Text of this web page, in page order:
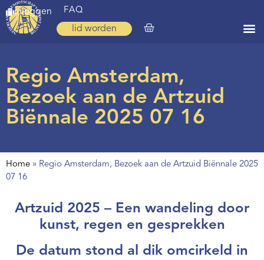
inloggen FAQ
lid worden
Zoeken
Over ons
Ervaringen
Regio’s
Nieuws
Agenda
Regio Amsterdam,
Bezoek aan de Artzuid
Biënnale 2025 07 16
Home » Regio Amsterdam, Bezoek aan de Artzuid Biënnale 2025
07 16
Artzuid 2025 – Een wandeling door
kunst, regen en gesprekken
De datum stond al dik omcirkeld in